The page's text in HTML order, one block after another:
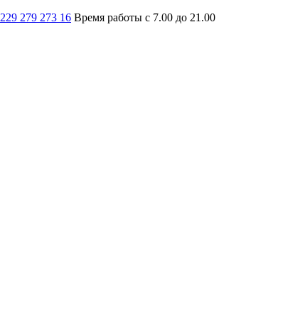
279 273 16 Время работы с 7.00 до 21.00